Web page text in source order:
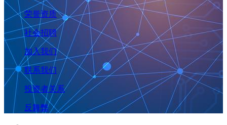
荣誉资质
社会招聘
加入我们
联系我们
投资者关系
反舞弊